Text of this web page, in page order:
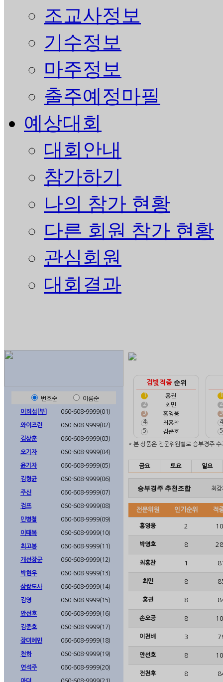
조교사정보
기수정보
마주정보
출주예정마필
예상대회
대회안내
참가하기
나의 참가 현황
다른 회원 참가 현황
관심회원
대회결과
번호순 이름순
이희섭[부] 060-608-9999(01)
와이즈런 060-608-9999(02)
김상훈 060-608-9999(03)
오기자 060-608-9999(04)
윤기자 060-608-9999(05)
김형균 060-608-9999(06)
주신 060-608-9999(07)
검프 060-608-9999(08)
민병철 060-608-9999(09)
이태복 060-608-9999(10)
최고봉 060-608-9999(11)
개선장군 060-608-9999(12)
박현우 060-608-9999(13)
삼쌍도사 060-608-9999(14)
김영 060-608-9999(15)
안선호 060-608-9999(16)
김준호 060-608-9999(17)
장미혜민 060-608-9999(18)
천하 060-608-9999(19)
연석주 060-608-9999(20)
검빛 적중순위
1
홍권
2
최민
3
홍영웅
4
최홍찬
5
김준호
1
2
3
4
5
* 본 상품은 전문위원별로 승부경주
금요 토요 일요
승부경주 추천조합 최강
전문위원 인기순위 적
홍영웅 2
박영호 8
최홍찬 1
최민 8
홍권 8
손오공 8
이천배 3
안선호 8
전천후 8